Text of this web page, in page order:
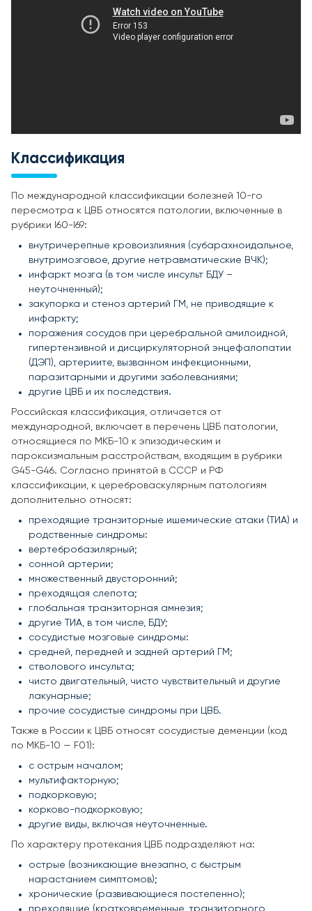
Классификация
По международной классификации болезней 10-го
пересмотра к ЦВБ относятся патологии, включенные в
рубрики I60-I69:
внутричерепные кровоизлияния (субарахноидальное,
внутримозговое, другие нетравматические ВЧК);
инфаркт мозга (в том числе инсульт БДУ –
неуточненный);
закупорка и стеноз артерий ГМ, не приводящие к
инфаркту;
поражения сосудов при церебральной амилоидной,
гипертензивной и дисциркуляторной энцефалопатии
(ДЭП), артериите, вызванном инфекционными,
паразитарными и другими заболеваниями;
другие ЦВБ и их последствия.
Российская классификация, отличается от
международной, включает в перечень ЦВБ патологии,
относящиеся по МКБ-10 к эпизодическим и
пароксизмальным расстройствам, входящим в рубрики
G45-G46. Согласно принятой в СССР и РФ
классификации, к цереброваскулярным патологиям
дополнительно относят:
преходящие транзиторные ишемические атаки (ТИА) и
родственные синдромы:
вертебробазилярный;
сонной артерии;
множественный двусторонний;
преходящая слепота;
глобальная транзиторная амнезия;
другие ТИА, в том числе, БДУ;
сосудистые мозговые синдромы:
средней, передней и задней артерий ГМ;
стволового инсульта;
чисто двигательный, чисто чувствительный и другие
лакунарные;
прочие сосудистые синдромы при ЦВБ.
Также в России к ЦВБ относят сосудистые деменции (код
по МКБ-10 — F01):
с острым началом;
мультифакторную;
подкорковую;
корково-подкорковую;
другие виды, включая неуточненные.
По характеру протекания ЦВБ подразделяют на:
острые (возникающие внезапно, с быстрым
нарастанием симптомов);
хронические (развивающиеся постепенно);
преходящие (кратковременные, транзиторного